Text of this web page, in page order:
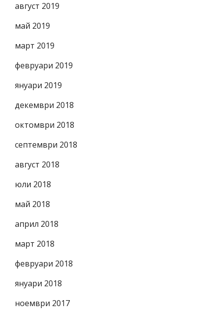
август 2019
май 2019
март 2019
февруари 2019
януари 2019
декември 2018
октомври 2018
септември 2018
август 2018
юли 2018
май 2018
април 2018
март 2018
февруари 2018
януари 2018
ноември 2017